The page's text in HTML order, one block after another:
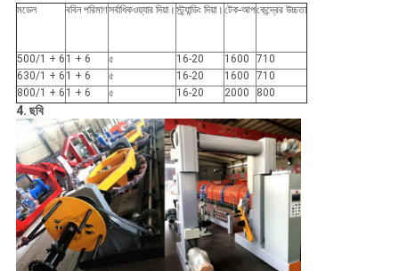
মডেল ববিন পরিমাণসর্বাধিকওয়্যার দিয়া। স্ট্র্যান্ডিং দিয়া। টেক-আপকেন্দ্রের উচ্চতা
500/1 + 6 1 + 6 ৫ 16-20 1600
710
630/1 + 6 1 + 6 ৫ 16-20 1600
710
800/1 + 6 1 + 6 ৫ 16-20 2000 800
4. ছবি